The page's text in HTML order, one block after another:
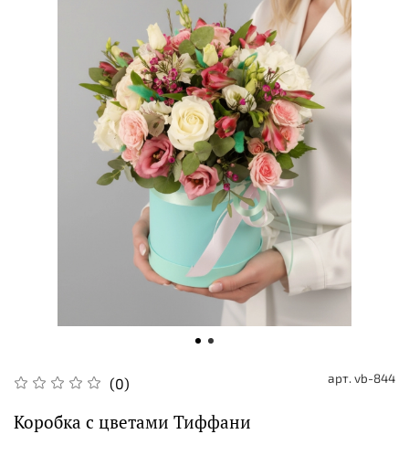
(0) арт. vb-844
Коробка с цветами Тиффани